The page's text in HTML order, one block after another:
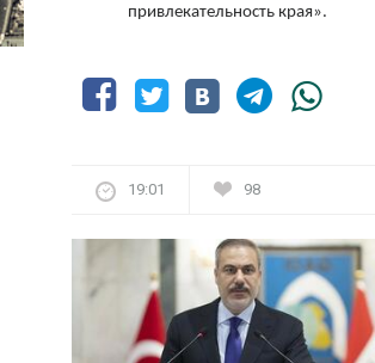
привлекательность края».
19:01 98